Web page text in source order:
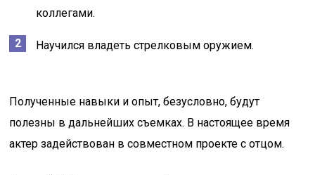
коллегами.
Научился владеть стрелковым оружием.
Полученные навыки и опыт, безусловно, будут
полезны в дальнейших съемках. В настоящее время
актер задействован в совместном проекте с отцом.